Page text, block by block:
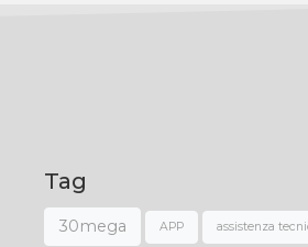
Tag
30mega APP assistenza